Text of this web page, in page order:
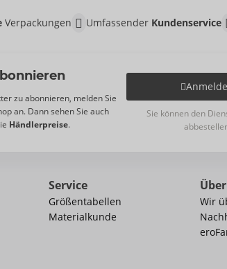
Verpackungen Umfassender Kundenservice
zu abonnieren, melden Sie
an. Dann sehen Sie auch
Händlerpreise.
Sie können den
Service
Größentabellen
Materialkunde
Wir